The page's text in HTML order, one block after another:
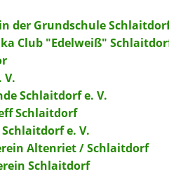
der Grundschule
Club "Edelweiß"
V.
Schlaitdorf e. V.
Schlaitdorf
e. V.
Altenriet / Schlaitdorf
Schlaitdorf